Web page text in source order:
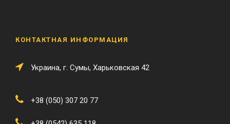
КОНТАКТНАЯ ИНФОРМАЦИЯ
Украина, г. Сумы, Харьковская 42
+38 (050) 307 20 77